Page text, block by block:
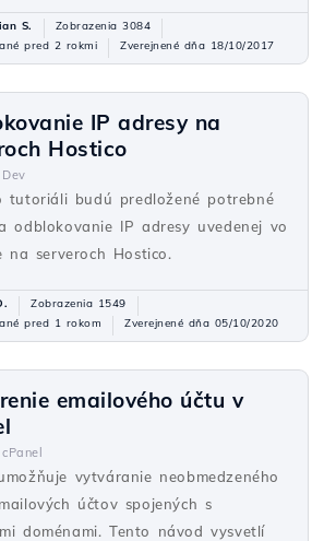
S.
Zobrazenia 3084
pred 2 rokmi
Zverejnené dňa 18/10/2017
IP adresy na
Hostico
Dev
tutoriáli budú predložené potrebné
odblokovanie IP adresy uvedenej vo
na serveroch Hostico.
Zobrazenia 1549
pred 1 rokom
Zverejnené dňa 05/10/2020
emailového účtu v
cPanel
vytváranie neobmedzeného
účtov spojených s
doménami. Tento návod vysvetlí